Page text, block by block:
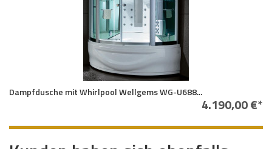
Dampfdusche mit Whirlpool Wellgems WG-U688...
4.190,00 €*